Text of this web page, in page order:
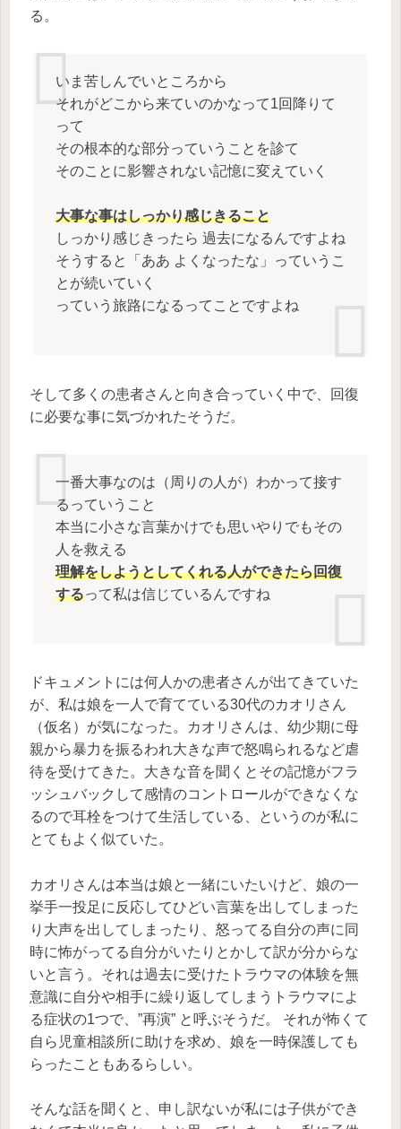
る。
いま苦しんでいところから
それがどこから来ていのかなって1回降りて
って
その根本的な部分っていうことを診て
そのことに影響されない記憶に変えていく
大事な事はしっかり感じきること
しっかり感じきったら 過去になるんですよね
そうすると「ああ よくなったな」っていうこ
とが続いていく
っていう旅路になるってことですよね
そして多くの患者さんと向き合っていく中で、回復
に必要な事に気づかれたそうだ。
一番大事なのは（周りの人が）わかって接す
るっていうこと
本当に小さな言葉かけでも思いやりでもその
人を救える
理解をしようとしてくれる人ができたら回復
するって私は信じているんですね
ドキュメントには何人かの患者さんが出てきていた
が、私は娘を一人で育てている30代のカオリさん
（仮名）が気になった。カオリさんは、幼少期に母
親から暴力を振るわれ大きな声で怒鳴られるなど虐
待を受けてきた。大きな音を聞くとその記憶がフラ
ッシュバックして感情のコントロールができなくな
るので耳栓をつけて生活している、というのが私に
とてもよく似ていた。
カオリさんは本当は娘と一緒にいたいけど、娘の一
挙手一投足に反応してひどい言葉を出してしまった
り大声を出してしまったり、怒ってる自分の声に同
時に怖がってる自分がいたりとかして訳が分からな
いと言う。それは過去に受けたトラウマの体験を無
意識に自分や相手に繰り返してしまうトラウマによ
る症状の1つで、”再演” と呼ぶそうだ。 それが怖くて
自ら児童相談所に助けを求め、娘を一時保護しても
らったこともあるらしい。
そんな話を聞くと、申し訳ないが私には子供ができ